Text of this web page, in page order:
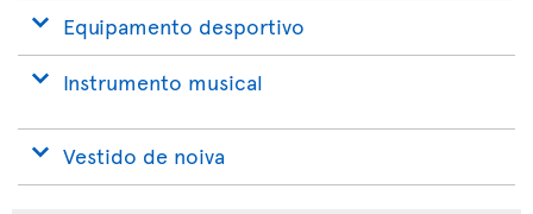
Equipamento desportivo
Instrumento musical
Vestido de noiva